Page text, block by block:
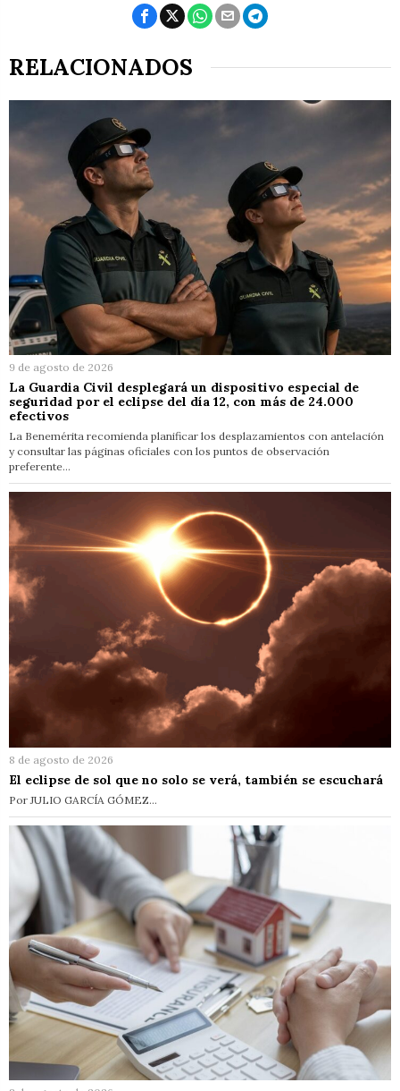
RELACIONADOS
9 de agosto de 2026
La Guardia Civil desplegará un dispositivo especial de
seguridad por el eclipse del día 12, con más de 24.000
efectivos
La Benemérita recomienda planificar los desplazamientos con antelación
y consultar las páginas oficiales con los puntos de observación
preferente…
8 de agosto de 2026
El eclipse de sol que no solo se verá, también se escuchará
Por JULIO GARCÍA GÓMEZ…